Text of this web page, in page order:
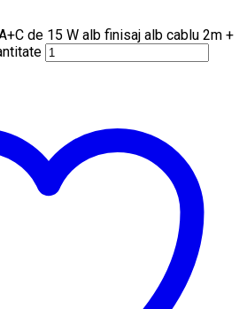
de 15 W alb finisaj alb cablu 2m +